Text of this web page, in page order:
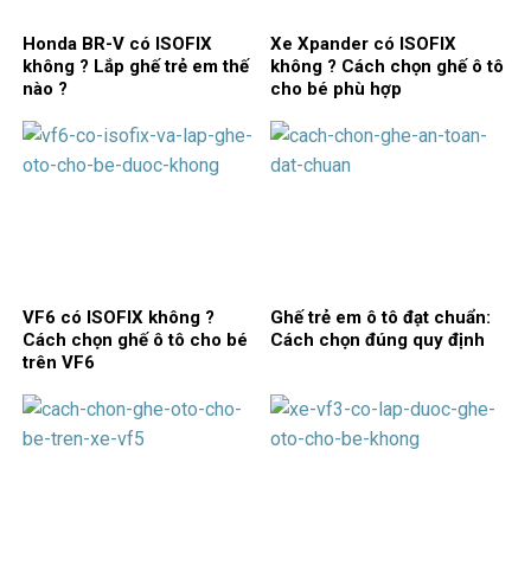
Honda BR-V có ISOFIX
không ? Lắp ghế trẻ em thế
nào ?
Xe Xpander có ISOFIX
không ? Cách chọn ghế ô tô
cho bé phù hợp
VF6 có ISOFIX không ?
Cách chọn ghế ô tô cho bé
trên VF6
Ghế trẻ em ô tô đạt chuẩn:
Cách chọn đúng quy định